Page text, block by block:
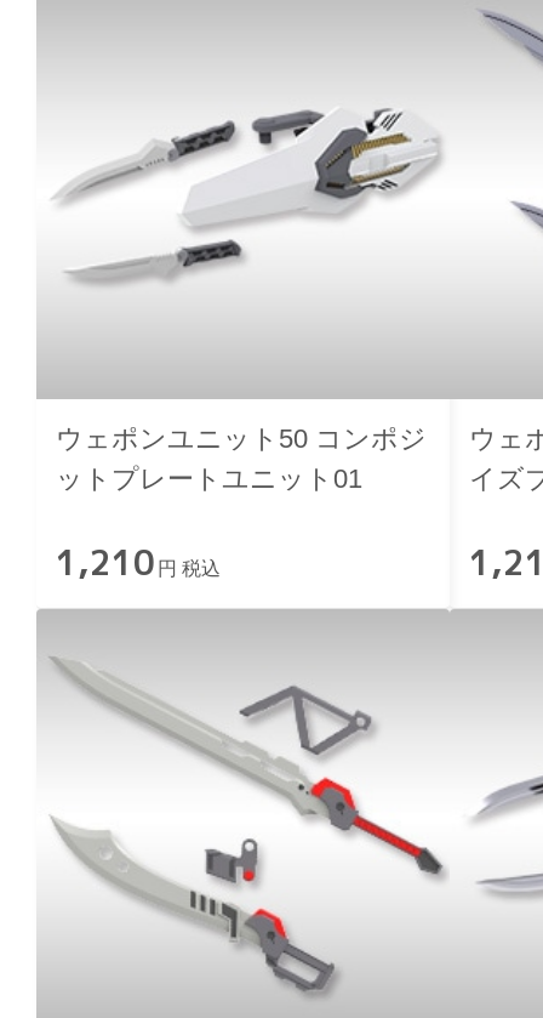
ウェポンユニット50 コンポジ
ットプレートユニット01
1,210 円 税込
ウェ
イズ